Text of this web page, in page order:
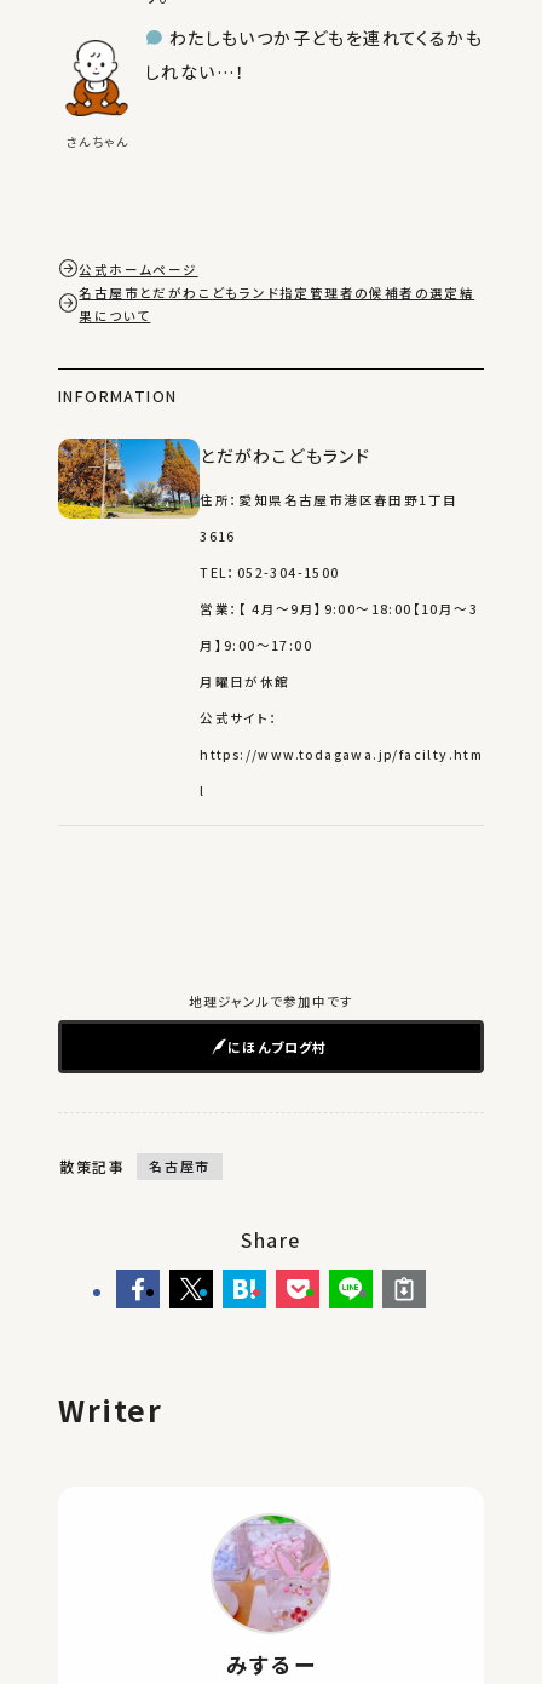
さんちゃん
わたしもいつか子どもを連れてくるかも
しれない…！
公式ホームページ
名古屋市とだがわこどもランド指定管理者の候補者の選定結
果について
INFORMATION
とだがわこどもランド
住所：愛知県名古屋市港区春田野1丁目
3616
TEL：052-304-1500
営業：【 4月～9月】9:00～18:00【10月～3
月】9:00～17:00
月曜日が休館
公式サイト：
https://www.todagawa.jp/facilty.htm
l
地理ジャンルで参加中です
にほんブログ村
散策記事 名古屋市
Share
Writer
みするー